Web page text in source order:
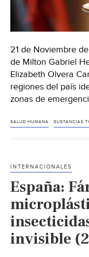
21 de Noviembre
de Milton Gabriel
Elizabeth Olvera
regiones del país
zonas de
SALUD HUMANA SUSTANCIAS
INTERNACIONALES
España:
invisible